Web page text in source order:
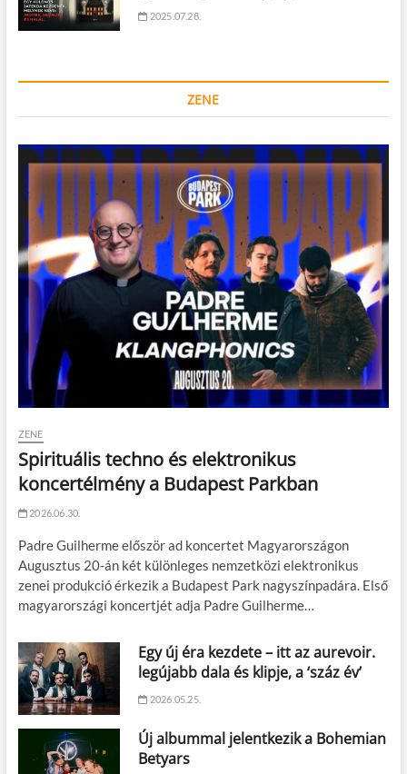
2025.07.28.
ZENE
ZENE
Spirituális techno és elektronikus
koncertélmény a Budapest Parkban
2026.06.30.
Padre Guilherme először ad koncertet Magyarországon
Augusztus 20-án két különleges nemzetközi elektronikus
zenei produkció érkezik a Budapest Park nagyszínpadára. Első
magyarországi koncertjét adja Padre Guilherme…
Egy új éra kezdete – itt az aurevoir.
legújabb dala és klipje, a ‘száz év’
2026.05.25.
Új albummal jelentkezik a Bohemian
Betyars